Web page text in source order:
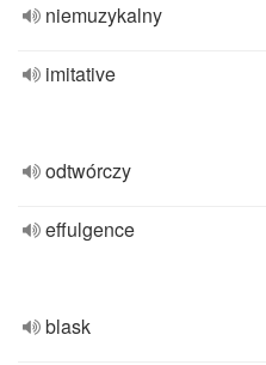
niemuzykalny
imitative
odtwórczy
effulgence
blask